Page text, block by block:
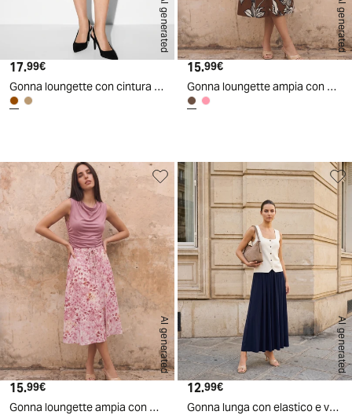
AI generated
Prezzo attuale
17.99€
Gonna loungette con cintura abbinata - Moro
AI generated
Prezzo attuale
15.99€
Gonna loungette ampia con bottoni centrali
AI generated
Prezzo attuale
15.99€
Gonna loungette ampia con bottoni centrali
AI generated
Prezzo attuale
12.99€
Gonna lunga con elastico e vestibilità ampia - Blu